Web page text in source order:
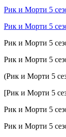
Рик и Морти 5
Рик и Морти 5
Рик и Морти 5
Рик и Морти 5
(Рик и Морти 5
[Рик и Морти 5
Рик и Морти 5
Рик и Морти 5